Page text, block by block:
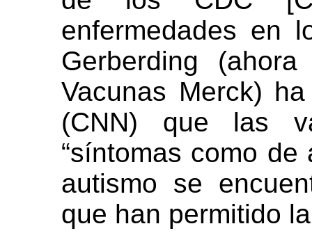
enfermedades en
Gerberding
Vacunas Merck)
(CNN) que las
“síntomas como de
autismo se
que han permitido